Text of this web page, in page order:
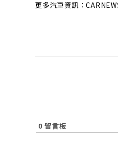
更多汽車資訊：
0 留言板